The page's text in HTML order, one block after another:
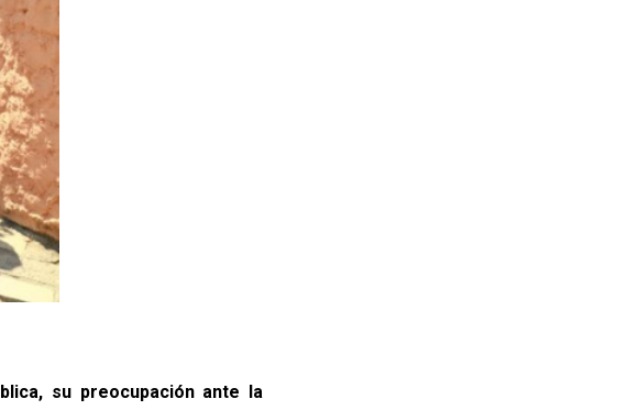
su preocupación ante la